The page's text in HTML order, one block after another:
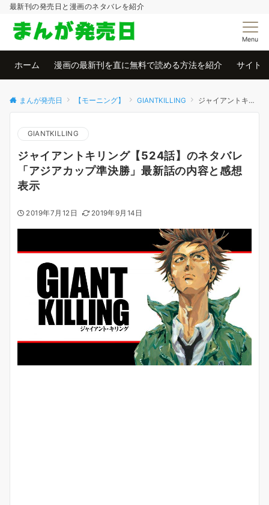
最新刊の発売日と漫画のネタバレを紹介
Menu
ホーム 漫画の最新刊を直に無料で読める方法を紹介 サイト
まんが発売日 【モーニング】 GIANTKILLING ジャイアントキリング【524話】のネタバレ「アジアカップ準決勝」最新話の内容と感想 表示
GIANTKILLING
ジャイアントキリング【524話】のネタバレ
「アジアカップ準決勝」最新話の内容と感想
表示
2019年7月12日 2019年9月14日